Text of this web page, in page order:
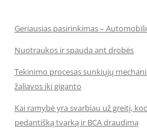
Geriausias pasirinkimas –
Nuotraukos ir spauda ant drobės
Tekinimo procesas sunkiųjų
žaliavos iki giganto
Kai ramybė yra svarbiau už greitį,
pedantišką tvarką ir BCA draudimą